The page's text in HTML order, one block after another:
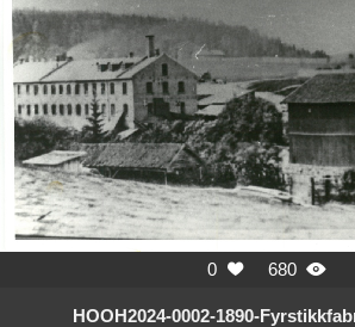
0  680 
HOOH2024-0002-1890-